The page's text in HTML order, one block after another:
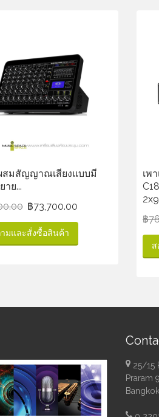
สมสัญญาณเสียงแบบมี
าย...
฿73,700.00
มและสั่งซื้อสินค้า
เพ
฿
ส
25/15
Praram